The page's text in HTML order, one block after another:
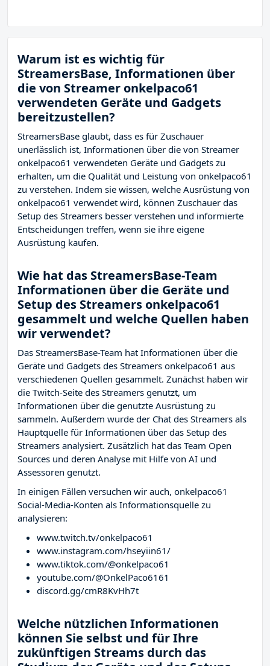
Warum ist es wichtig für
StreamersBase, Informationen über
die von Streamer onkelpaco61
verwendeten Geräte und Gadgets
bereitzustellen?
StreamersBase glaubt, dass es für Zuschauer
unerlässlich ist, Informationen über die von Streamer
onkelpaco61 verwendeten Geräte und Gadgets zu
erhalten, um die Qualität und Leistung von onkelpaco61
zu verstehen. Indem sie wissen, welche Ausrüstung von
onkelpaco61 verwendet wird, können Zuschauer das
Setup des Streamers besser verstehen und informierte
Entscheidungen treffen, wenn sie ihre eigene
Ausrüstung kaufen.
Wie hat das StreamersBase-Team
Informationen über die Geräte und
Setup des Streamers onkelpaco61
gesammelt und welche Quellen haben
wir verwendet?
Das StreamersBase-Team hat Informationen über die
Geräte und Gadgets des Streamers onkelpaco61 aus
verschiedenen Quellen gesammelt. Zunächst haben wir
die Twitch-Seite des Streamers genutzt, um
Informationen über die genutzte Ausrüstung zu
sammeln. Außerdem wurde der Chat des Streamers als
Hauptquelle für Informationen über das Setup des
Streamers analysiert. Zusätzlich hat das Team Open
Sources und deren Analyse mit Hilfe von AI und
Assessoren genutzt.
In einigen Fällen versuchen wir auch, onkelpaco61
Social-Media-Konten als Informationsquelle zu
analysieren:
www.twitch.tv/onkelpaco61
www.instagram.com/hseyiin61/
www.tiktok.com/@onkelpaco61
youtube.com/@OnkelPaco6161
discord.gg/cmR8KvHh7t
Welche nützlichen Informationen
können Sie selbst und für Ihre
zukünftigen Streams durch das